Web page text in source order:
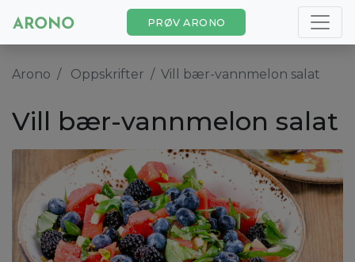
PRØV ARONO
Arono Oppskrifter Vill bær-vannmelon salat
Vill bær-vannmelon salat